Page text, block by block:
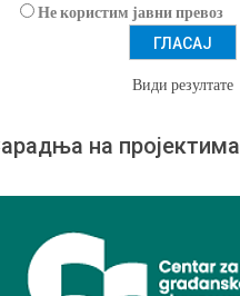
Не користим јавни превоз
Види резултате
на пројектима